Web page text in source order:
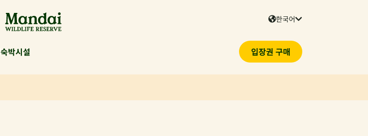
한국어
숙박시설 입장권 구매